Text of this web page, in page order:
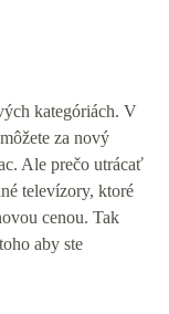
kategóriách. V
za nový
Ale prečo utrácať
televízory, ktoré
cenou. Tak
aby ste